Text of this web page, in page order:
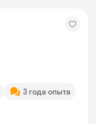
3 года опыта